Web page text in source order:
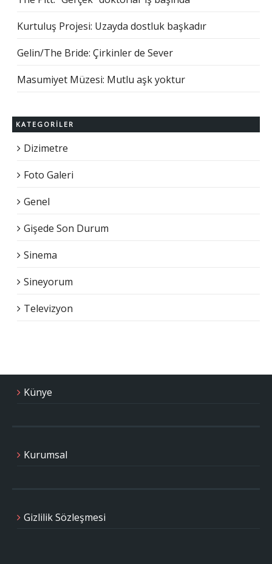
Kurtuluş Projesi: Uzayda dostluk başkadır
Gelin/The Bride: Çirkinler de Sever
Masumiyet Müzesi: Mutlu aşk yoktur
KATEGORILER
Dizimetre
Foto Galeri
Genel
Gişede Son Durum
Sinema
Sineyorum
Televizyon
Künye
Kurumsal
Gizlilik Sözleşmesi